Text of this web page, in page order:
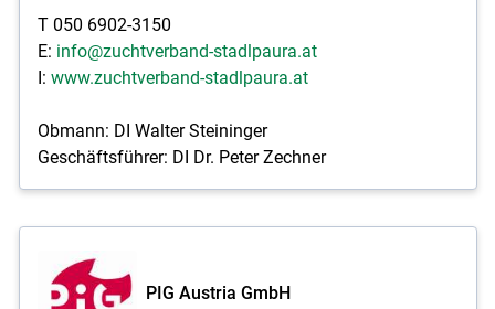
T 050 6902-3150
E: info@zuchtverband-stadlpaura.at
I: www.zuchtverband-stadlpaura.at
Obmann: DI Walter Steininger
Geschäftsführer: DI Dr. Peter Zechner
PIG Austria GmbH